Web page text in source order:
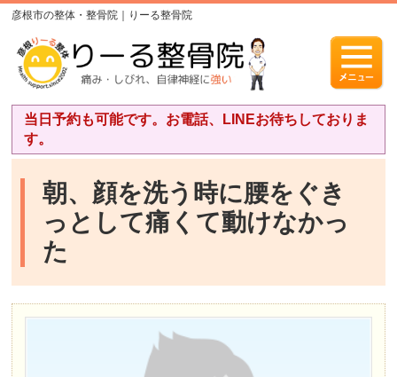
彦根市の整体・整骨院｜りーる整骨院
当日予約も可能です。お電話、LINEお待ちしておりま
す。
朝、顔を洗う時に腰をぐき
っとして痛くて動けなかっ
た